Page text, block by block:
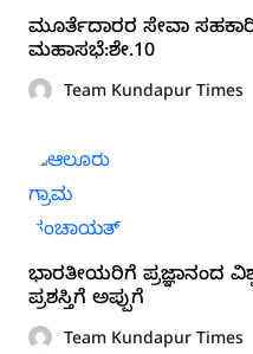
ಮೂರ್ತೆದಾರರ ಸೇವಾ
ಮಹಾಸಭೆ:ಶೇ.10
Team Kundapur Times
ಭಾರತೀಯರಿಗೆ ಪ್ರಜ್ಞಾನಂದ
ಪ್ರಶಸ್ತಿಗೆ ಅಪ್ಪುಗೆ
Team Kundapur Times